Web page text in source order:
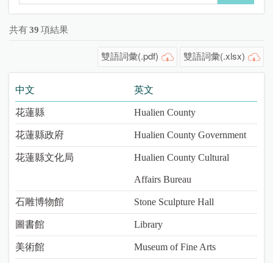
共有 39 項結果
雙語詞彙(.pdf) 雙語詞彙(.xlsx)
中文 英文
花蓮縣 Hualien County
花蓮縣政府 Hualien County Government
花蓮縣文化局 Hualien County Cultural
Affairs Bureau
石雕博物館 Stone Sculpture Hall
圖書館 Library
美術館 Museum of Fine Arts